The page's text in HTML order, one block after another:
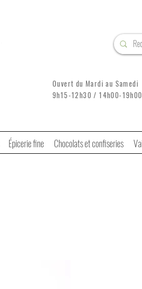
Ouvert du Mardi au Samedi
9h15-12h30 / 14h00-19h00
Épicerie fine Chocolats et confiseries